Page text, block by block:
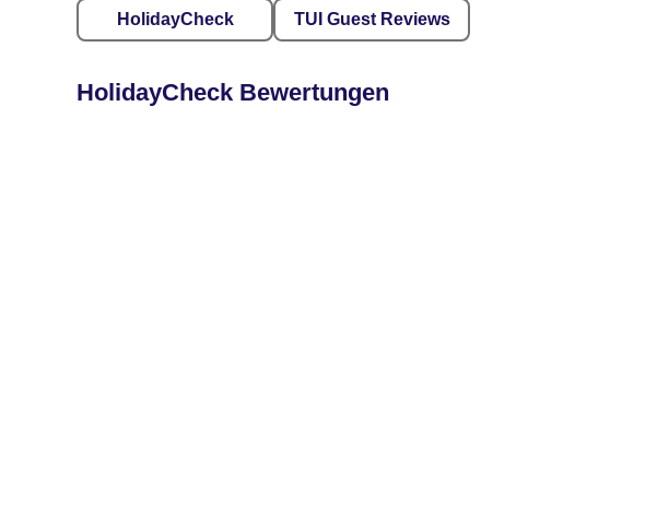
HolidayCheck TUI Guest Reviews
HolidayCheck Bewertungen